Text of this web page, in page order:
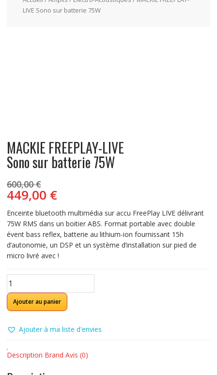
LIVE Sono sur batterie 75W
MACKIE FREEPLAY-LIVE
Sono sur batterie 75W
600,00€
Le
prix
initial
était :
600,00 €.
449,00 €Le
prix
actuel
est :
449,00 €.
Enceinte bluetooth multimédia sur accu FreePlay LIVE délivrant
75W RMS dans un boitier ABS. Format portable avec double
évent bass reflex, batterie au lithium-ion fournissant 15h
d’autonomie, un DSP et un système d’installation sur pied de
micro livré avec !
quantité
de
MACKIE
FREEPLAY-
Sono
sur
batterie
Ajouter au panier
Ajouter à ma liste d'envies
Description Brand Avis (0)